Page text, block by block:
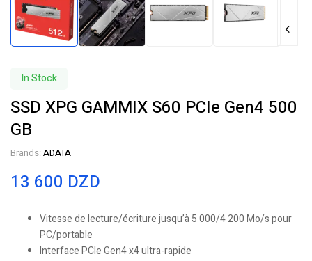
In Stock
SSD XPG GAMMIX S60 PCIe Gen4 500
GB
Brands: ADATA
13 600 DZD
Vitesse de lecture/écriture jusqu’à 5 000/4 200 Mo/s pour
PC/portable
Interface PCIe Gen4 x4 ultra-rapide